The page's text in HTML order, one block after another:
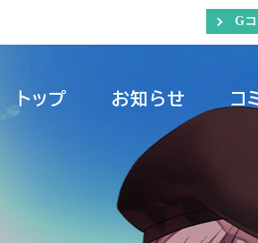
G
トップ お知らせ コ